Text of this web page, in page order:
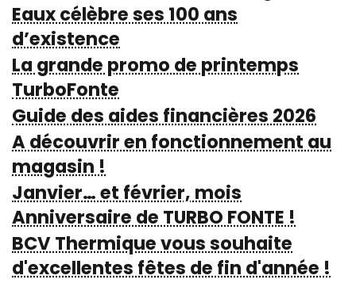
Eaux célèbre ses 100 ans
d’existence
La grande promo de printemps
TurboFonte
Guide des aides financières 2026
A découvrir en fonctionnement au
magasin !
Janvier… et février, mois
Anniversaire de TURBO FONTE !
BCV Thermique vous souhaite
d'excellentes fêtes de fin d'année !